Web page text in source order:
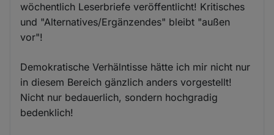
wöchentlich Leserbriefe veröffentlicht! Kritisches
und "Alternatives/Ergänzendes" bleibt "außen
vor"!
Demokratische Verhälntisse hätte ich mir nicht nur
in diesem Bereich gänzlich anders vorgestellt!
Nicht nur bedauerlich, sondern hochgradig
bedenklich!